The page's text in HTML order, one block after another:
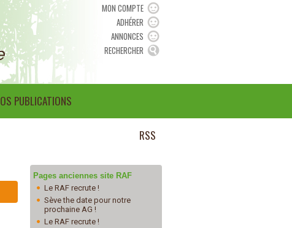
MON COMPTE
ADHÉRER
ANNONCES
RECHERCHER
PUBLICATIONS
RSS
Pages anciennes site RAF
Le RAF recrute !
Sève the date pour notre
prochaine AG !
Le RAF recrute !